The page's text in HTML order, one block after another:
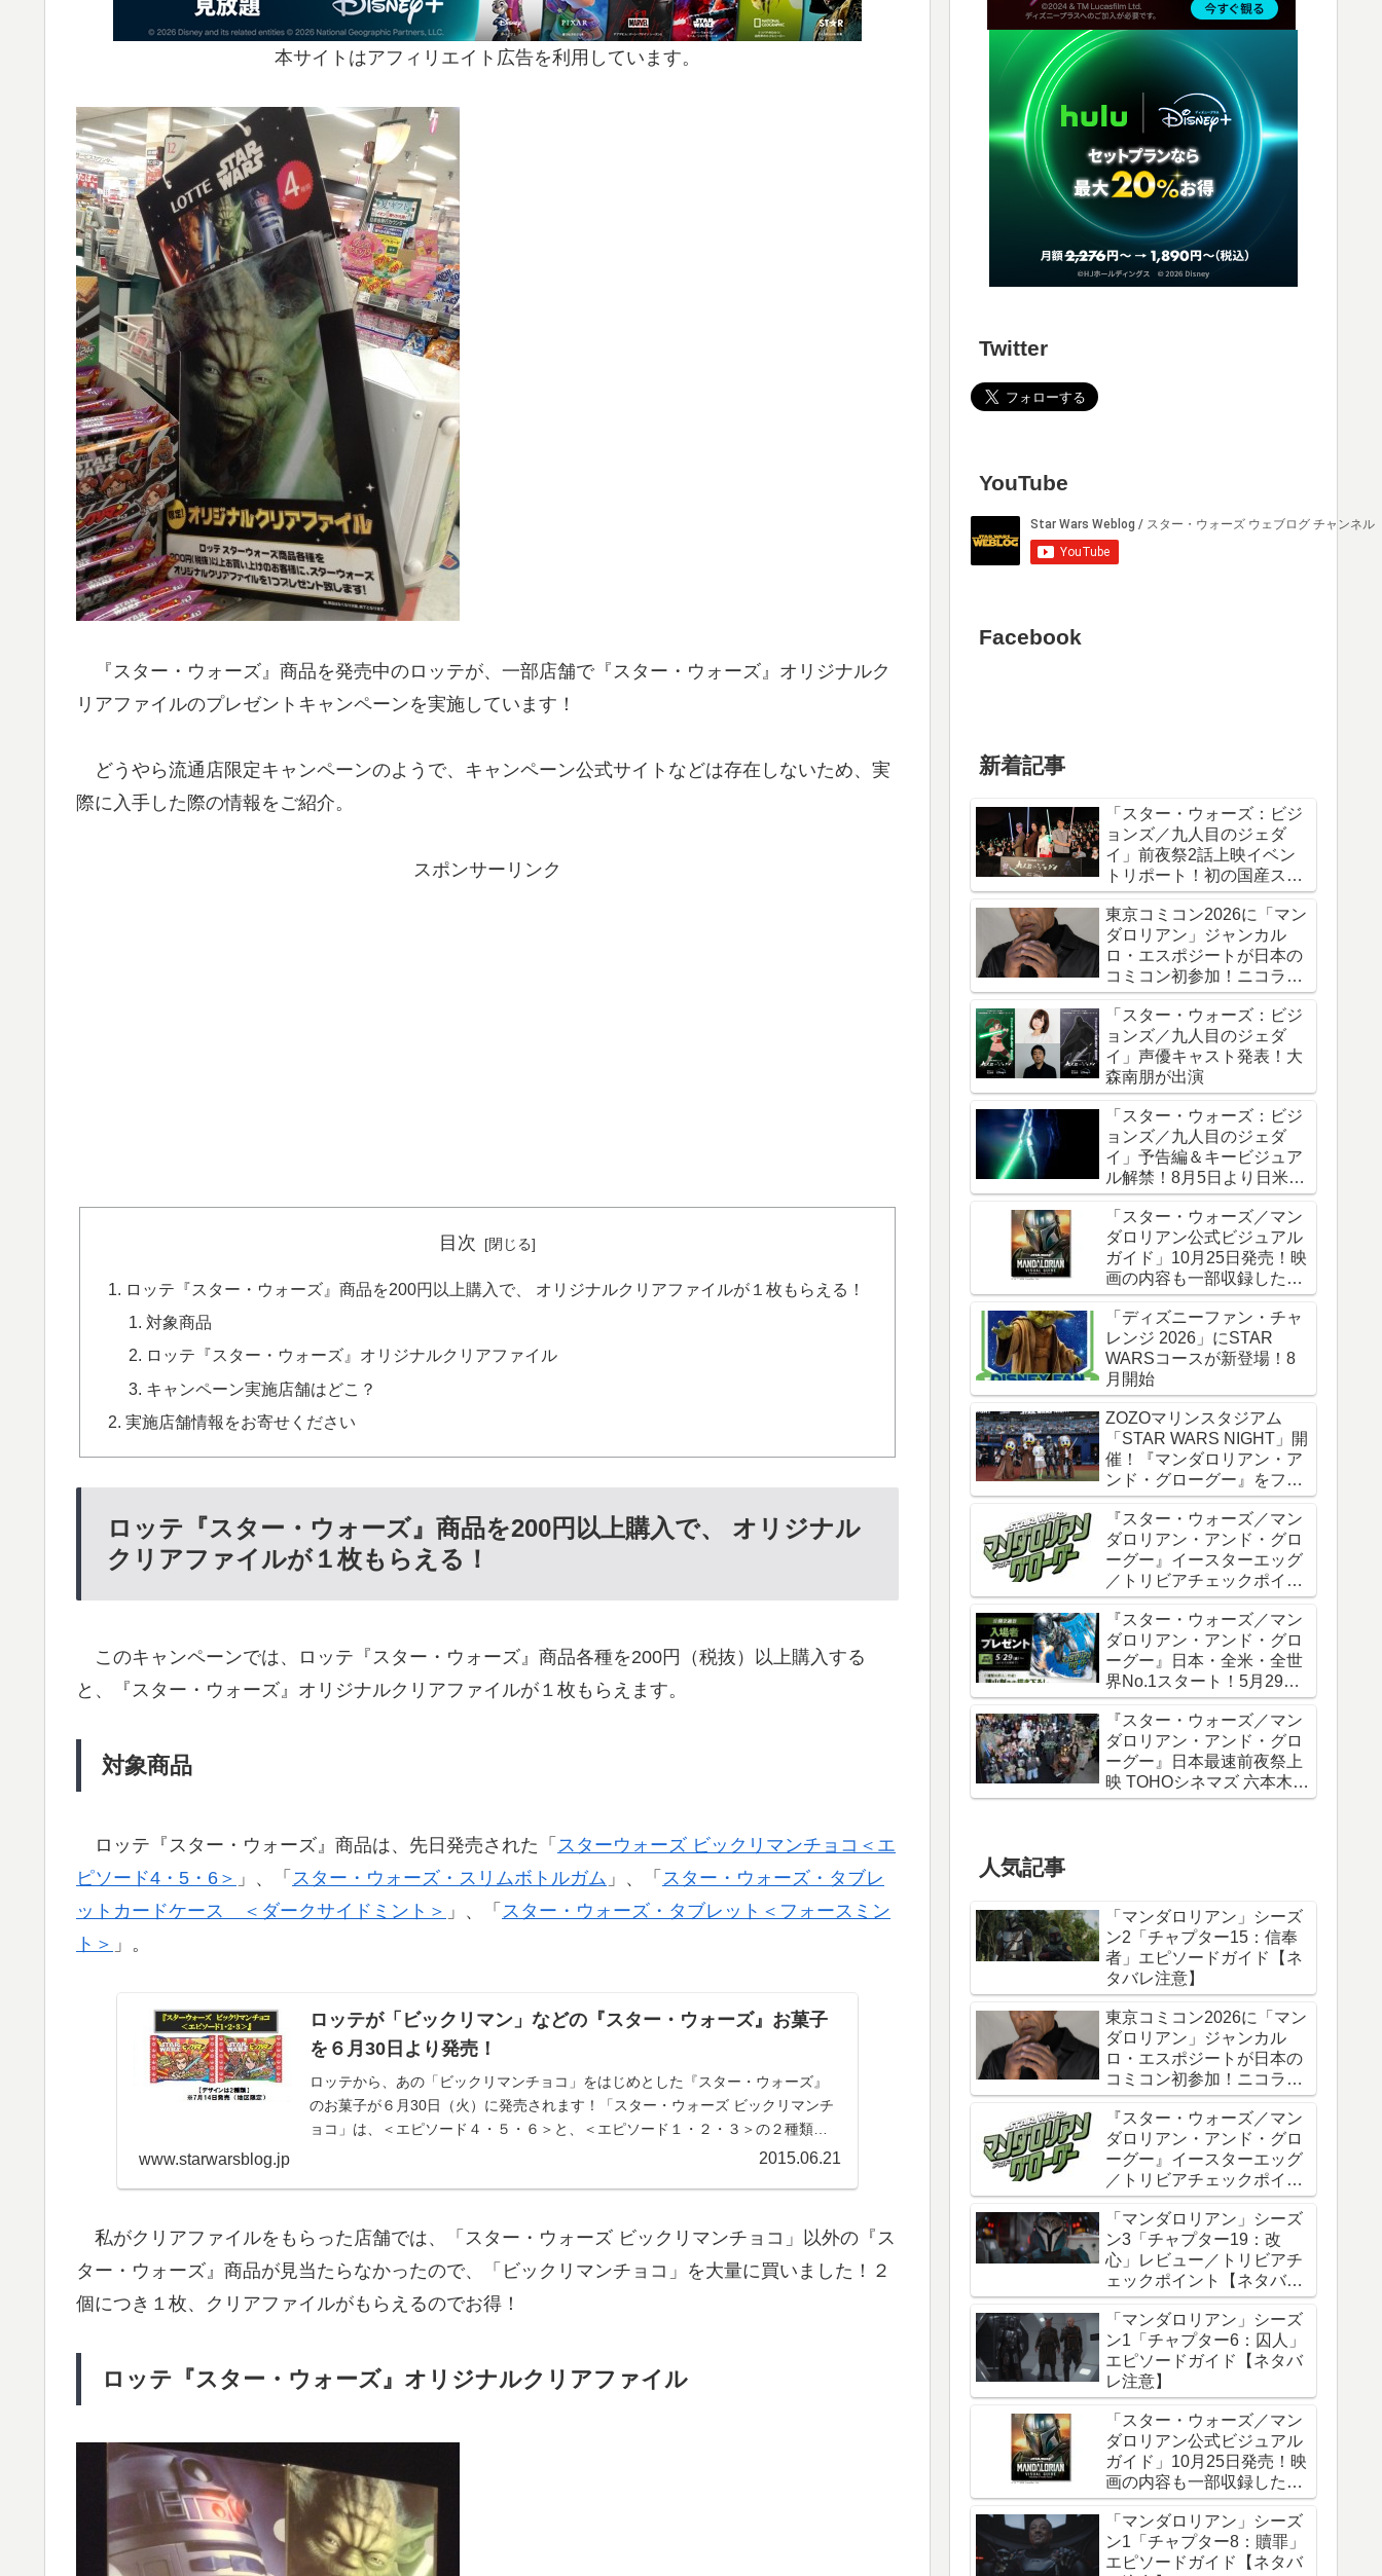
本サイトはアフィリエイト広告を利用しています。
『スター・ウォーズ』商品を発売中のロッテが、一部店舗で『スター・ウォーズ』オリジナルク
リアファイルのプレゼントキャンペーンを実施しています！
どうやら流通店限定キャンペーンのようで、キャンペーン公式サイトなどは存在しないため、実
際に入手した際の情報をご紹介。
スポンサーリンク
目次
ロッテ『スター・ウォーズ』商品を200円以上購入で、 オリジナルクリアファイルが１枚もらえる！
対象商品
ロッテ『スター・ウォーズ』オリジナルクリアファイル
キャンペーン実施店舗はどこ？
実施店舗情報をお寄せください
ロッテ『スター・ウォーズ』商品を200円以上購入で、 オリジナル
クリアファイルが１枚もらえる！
このキャンペーンでは、ロッテ『スター・ウォーズ』商品各種を200円（税抜）以上購入する
と、『スター・ウォーズ』オリジナルクリアファイルが１枚もらえます。
対象商品
ロッテ『スター・ウォーズ』商品は、先日発売された「 スターウォーズ ビックリマンチョコ＜エ
ピソード4・5・6＞ 」、「 スター・ウォーズ・スリムボトルガム 」、「 スター・ウォーズ・タブレ
ットカードケース ＜ダークサイドミント＞ 」、「 スター・ウォーズ・タブレット＜フォースミン
ト＞ 」。
ロッテが「ビックリマン」などの『スター・ウォーズ』お菓子
を６月30日より発売！
ロッテから、あの「ビックリマンチョコ」をはじめとした『スター・ウォーズ』
のお菓子が６月30日（火）に発売されます！「スター・ウォーズ ビックリマンチ
ョコ」は、＜エピソード４・５・６＞と、＜エピソード１・２・３＞の２種類。
この他、『スター・ウォーズ』デザインのガムやタブレット菓子を発売。
www.starwarsblog.jp 2015.06.21
私がクリアファイルをもらった店舗では、「スター・ウォーズ ビックリマンチョコ」以外の『ス
ター・ウォーズ』商品が見当たらなかったので、「ビックリマンチョコ」を大量に買いました！２
個につき１枚、クリアファイルがもらえるのでお得！
ロッテ『スター・ウォーズ』オリジナルクリアファイル
Twitter
YouTube
Facebook
新着記事
「スター・ウォーズ：ビジ
ョンズ／九人目のジェダ
イ」前夜祭2話上映イベン
トリポート！初の国産スタ
ー・ウォーズアニメシリー
ズ
東京コミコン2026に「マン
ダロリアン」ジャンカル
ロ・エスポジートが日本の
コミコン初参加！ニコラ
ス・ケイジと共に来日
「スター・ウォーズ：ビジ
ョンズ／九人目のジェダ
イ」声優キャスト発表！大
森南朋が出演
「スター・ウォーズ：ビジ
ョンズ／九人目のジェダ
イ」予告編＆キービジュア
ル解禁！8月5日より日米同
時全話一挙配信
「スター・ウォーズ／マン
ダロリアン公式ビジュアル
ガイド」10月25日発売！映
画の内容も一部収録した邦
訳版
「ディズニーファン・チャ
レンジ 2026」にSTAR
WARSコースが新登場！8
月開始
ZOZOマリンスタジアム
「STAR WARS NIGHT」開
催！『マンダロリアン・ア
ンド・グローグー』をフィ
ーチャー
『スター・ウォーズ／マン
ダロリアン・アンド・グロ
ーグー』イースターエッグ
／トリビアチェックポイン
ト総まとめ【ネタバレ注
意】
『スター・ウォーズ／マン
ダロリアン・アンド・グロ
ーグー』日本・全米・全世
界No.1スタート！5月29日
から諫山創描き下ろしポス
ター＆IMAXポスターが特典
に
『スター・ウォーズ／マン
ダロリアン・アンド・グロ
ーグー』日本最速前夜祭上
映 TOHOシネマズ 六本木ヒ
ルズ リポート！
人気記事
「マンダロリアン」シーズ
ン2「チャプター15：信奉
者」エピソードガイド【ネ
タバレ注意】
東京コミコン2026に「マン
ダロリアン」ジャンカル
ロ・エスポジートが日本の
コミコン初参加！ニコラ
ス・ケイジと共に来日
『スター・ウォーズ／マン
ダロリアン・アンド・グロ
ーグー』イースターエッグ
／トリビアチェックポイン
ト総まとめ【ネタバレ注
意】
「マンダロリアン」シーズ
ン3「チャプター19：改
心」レビュー／トリビアチ
ェックポイント【ネタバレ
注意】
「マンダロリアン」シーズ
ン1「チャプター6：囚人」
エピソードガイド【ネタバ
レ注意】
「スター・ウォーズ／マン
ダロリアン公式ビジュアル
ガイド」10月25日発売！映
画の内容も一部収録した邦
訳版
「マンダロリアン」シーズ
ン1「チャプター8：贖罪」
エピソードガイド【ネタバ